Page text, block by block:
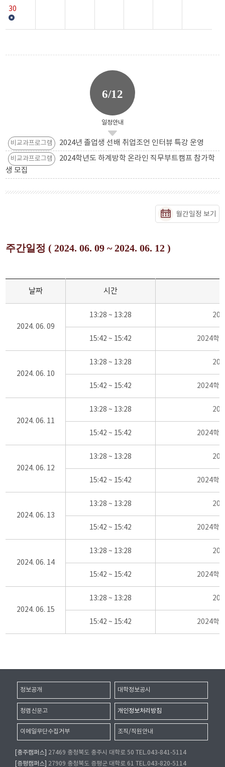
30
6/12
일정안내
비교과프로그램 2024년 졸업생 선배 취업조언 인터뷰 특강 운영
비교과프로그램
2024학년도 하계방학 온라인 직무부트캠프 참가학
생 모집
월간일정 보기
주간일정 ( 2024. 06. 09 ~ 2024. 06. 12 )
날짜 시간
2024. 06. 09
13:28 ~ 13:28
15:42 ~ 15:42 2024학
2024. 06. 10
13:28 ~ 13:28
15:42 ~ 15:42 2024학
2024. 06. 11
13:28 ~ 13:28
15:42 ~ 15:42 2024학
2024. 06. 12
13:28 ~ 13:28
15:42 ~ 15:42 2024학
2024. 06. 13
13:28 ~ 13:28
15:42 ~ 15:42 2024학
2024. 06. 14
13:28 ~ 13:28
15:42 ~ 15:42 2024학
2024. 06. 15
13:28 ~ 13:28
15:42 ~ 15:42 2024학
정보공개 대학정보공시
청렴신문고 개인정보처리방침
이메일무단수집거부 조직/직원안내
[충주캠퍼스]
27469 충청북도 충주시 대학로 50 TEL.043-841-5114
[증평캠퍼스]
27909 충청북도 증평군 대학로 61 TEL.043-820-5114